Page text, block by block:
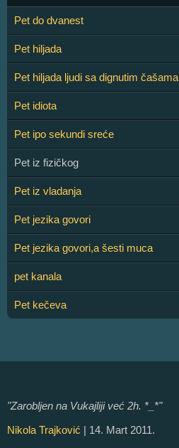
Pet do dvanest
Pet hiljada
Pet hiljada ljudi sa dignutim čašama
Pet idiota
Pet ipo sekundi sreće
Pet iz fizičkog
Pet iz vladanja
Pet jezika govori
Pet jezika govori,a šesti muca
pet kanala
Pet kečeva
"Zarobljen na Vukajliji već 2h. *_*"
Nikola Trajković | 14. Mart 2011.